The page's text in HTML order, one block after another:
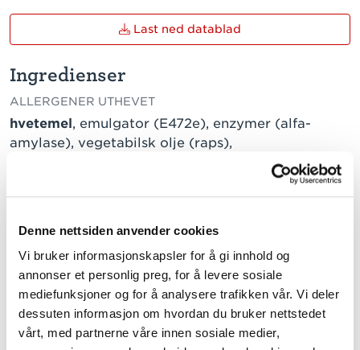
Denne nettsiden anvender cookies
Vi bruker informasjonskapsler for å gi innhold og
annonser et personlig preg, for å levere sosiale
mediefunksjoner og for å analysere trafikken vår. Vi deler
dessuten informasjon om hvordan du bruker nettstedet
vårt, med partnerne våre innen sosiale medier,
Last ned datablad
Ingredienser
ALLERGENER UTHEVET
hvetemel , emulgator (E472e), enzymer (alfa-
amylase), vegetabilsk olje (raps),
1645 kJ / 392 kcal
Fett
17,5 g
herav:
mettede fettsyrer
14,0 g